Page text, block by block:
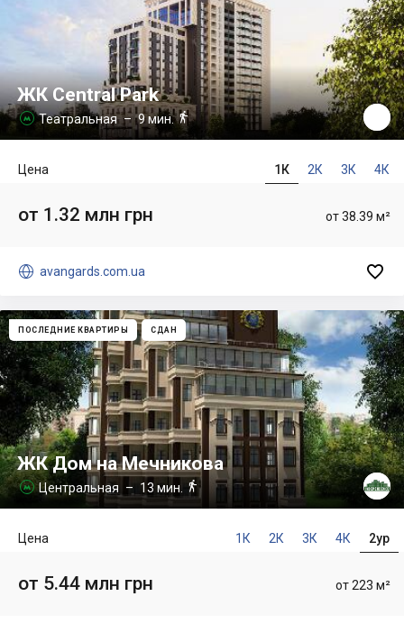
ЖК Central Park
 Театральная– 9 мин.
1К 2К 3К 4К
Цена
от 38.39 м²
от 1.32 млн грн
 avangards.com.ua 
ПОСЛЕДНИЕ КВАРТИРЫ СДАН
ЖК Дом на Мечникова
 Центральная – 13 мин. 
1К 2К 3К 4К 2ур
Цена
от 223 м²
от 5.44 млн грн